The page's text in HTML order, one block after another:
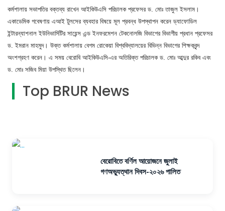
কর্মশালায় সভাপতির বক্তব্য রাখেন আইকিউএসি পরিচালক প্রফেসর ড. মোঃ তাজুল ইসলাম।
একাডেমিক গবেষণায় এআই টুলসের ব্যবহার বিষয়ে মূল প্রবন্ধ উপস্থাপন করেন ড্যাফোডিল
ইন্টারন্যাশনাল ইউনিভার্সিটির সায়েন্স এন্ড ইনফরমেশন টেকনোলজি বিভাগের বিভাগীয় প্রধান প্রফেসর
ড. ইমরান মাহমুদ। উক্ত কর্মশালায় বেগম রোকেয়া বিশ্ববিদ্যালয়ের বিভিন্ন বিভাগের শিক্ষকবৃন্দ
অংশগ্রহণ করেন। এ সময় বেরোবি আইকিউএসি-এর অতিরিক্ত পরিচালক ড. মোঃ আব্দুর রকিব এবং
ড. মোঃ সজিব মিয়া উপস্থিত ছিলেন।
Top BRUR News
বেরোবিতে বর্ণিল আয়োজনে জুলাই
গণঅভ্যুত্থান দিবস-২০২৬ পালিত